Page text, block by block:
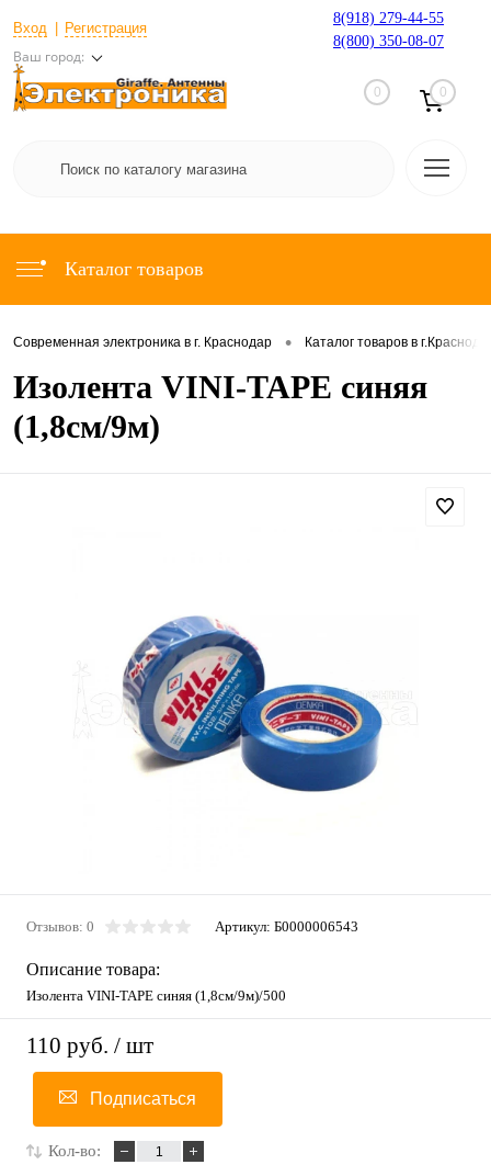
Вход Регистрация
Ваш город:
8(918) 279-44-55
8(800) 350-08-07
0 0
Каталог товаров
Современная электроника в г. Краснодар • Каталог товаров в
Изолента VINI-TAPE синяя
(1,8см/9м)
Отзывов: 0 Артикул: Б0000006543
Описание товара:
Изолента VINI-TAPE синяя (1,8см/9м)/500
110 руб. / шт
Подписаться
Кол-во: